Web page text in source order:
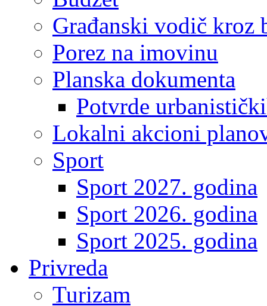
Građanski vodič kroz
Porez na imovinu
Planska dokumenta
Potvrde
Lokalni akcioni
Sport
Sport 2027. godina
Sport 2026. godina
Sport 2025. godina
Privreda
Turizam